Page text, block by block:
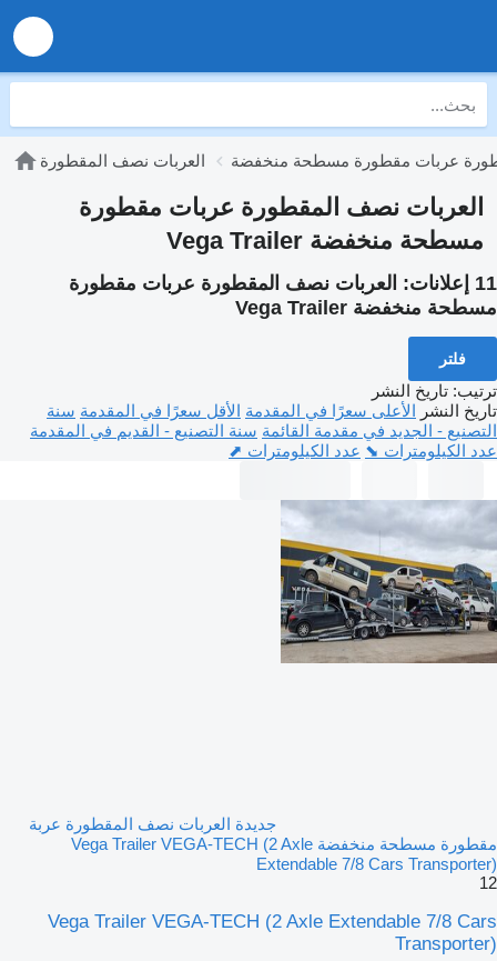
العربات نصف المقطورة عربات مقطورة مسطحة منخفضة
العربات نصف المقطورة عربات مقطورة
مسطحة منخفضة Vega Trailer
11 إعلانات:
العربات نصف المقطورة عربات مقطورة
مسطحة منخفضة Vega Trailer
فلتر
ترتيب: تاريخ النشر
تاريخ النشر الأعلى سعرًا في المقدمة الأقل سعرًا في المقدمة سنة
التصنيع - الجديد في مقدمة القائمة سنة التصنيع - القديم في المقدمة
عدد الكيلومترات ⬊ عدد الكيلومترات ⬈
جديدة العربات نصف المقطورة عربة
مقطورة مسطحة منخفضة Vega Trailer VEGA-TECH (2 Axle
Extendable 7/8 Cars Transporter)
12
Vega Trailer VEGA-TECH (2 Axle Extendable 7/8 Cars
Transporter)